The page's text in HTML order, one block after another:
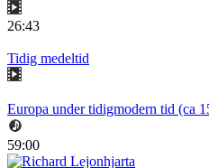
26:43
Tidig medeltid
Europa under tidigmodern tid (ca
59:00